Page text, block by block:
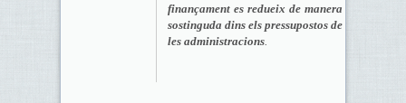
finançament es redueix de manera
sostinguda dins els pressupostos de
les administracions.